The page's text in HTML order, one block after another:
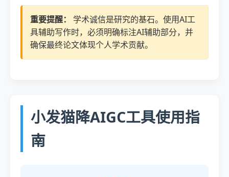
重要提醒：
学术诚信是研究的基石。使用AI工
具辅助写作时，必须明确标注AI辅助部分，并
确保最终论文体现个人学术贡献。
小发猫降AIGC工具使用指
南